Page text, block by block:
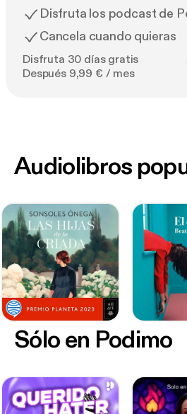
Disfruta los podcast de
Cancela cuando quieras
Disfruta 30 días gratis
Después 9,99 € / mes
Sólo en Podimo
Audiolibros